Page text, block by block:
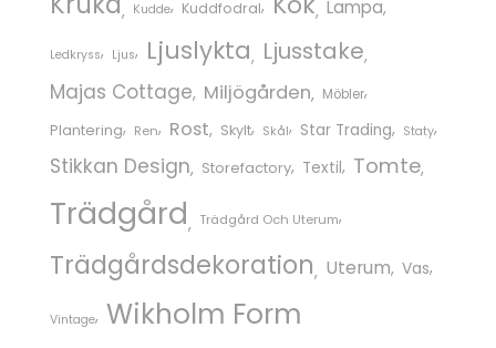
Kudde Kuddfodral Lampa
Ledkryss Ljus Ljuslykta Ljusstake
Majas Cottage Miljögården Möbler
Plantering Ren Rost Skylt Skål Star Trading Staty
Stikkan Design Storefactory Textil Tomte
Trädgård Trädgård Och Uterum
Trädgårdsdekoration Uterum Vas
Vintage Wikholm Form